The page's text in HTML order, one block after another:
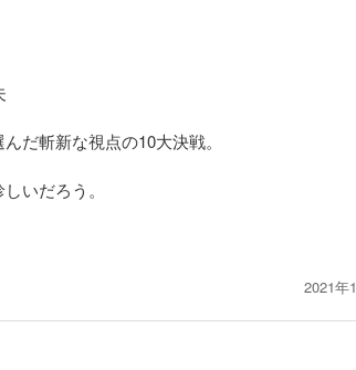
だ斬新な視点の10大決戦。
いだろう。
2021年